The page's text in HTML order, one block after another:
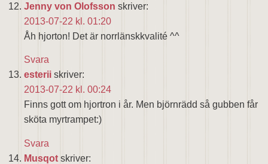
Jenny von Olofsson skriver:
2013-07-22 kl. 01:20
Åh hjorton! Det är norrlänskkvalité ^^
Svara
esterii skriver:
2013-07-22 kl. 00:24
Finns gott om hjortron i år. Men björnrädd så gubben får
sköta myrtrampet:)
Svara
Musqot skriver: